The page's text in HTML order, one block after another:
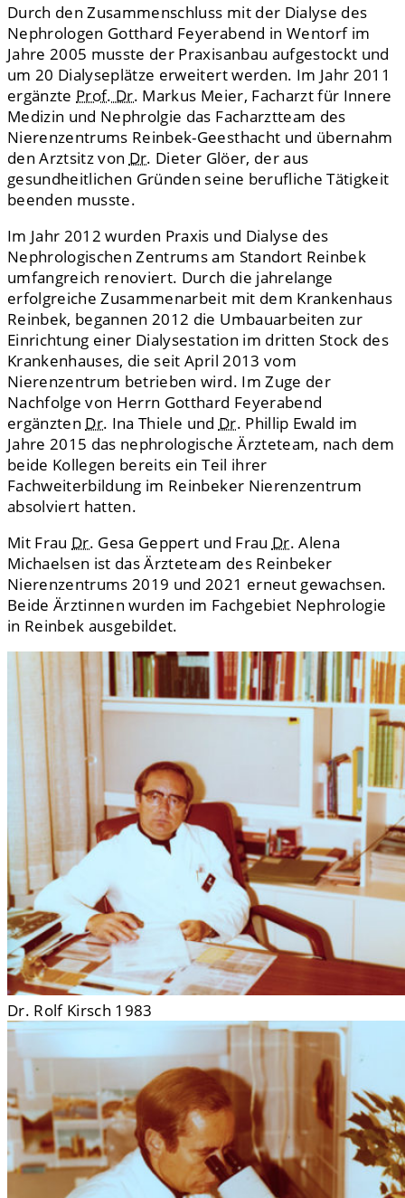
Durch den Zusammenschluss mit der Dialyse des
Nephrologen Gotthard Feyerabend in Wentorf im
Jahre 2005 musste der Praxisanbau aufgestockt und
um 20 Dialyseplätze erweitert werden. Im Jahr 2011
ergänzte Prof. Dr. Markus Meier, Facharzt für Innere
Medizin und Nephrolgie das Facharztteam des
Nierenzentrums Reinbek-Geesthacht und übernahm
den Arztsitz von Dr. Dieter Glöer, der aus
gesundheitlichen Gründen seine berufliche Tätigkeit
beenden musste.
Im Jahr 2012 wurden Praxis und Dialyse des
Nephrologischen Zentrums am Standort Reinbek
umfangreich renoviert. Durch die jahrelange
erfolgreiche Zusammenarbeit mit dem Krankenhaus
Reinbek, begannen 2012 die Umbauarbeiten zur
Einrichtung einer Dialysestation im dritten Stock des
Krankenhauses, die seit April 2013 vom
Nierenzentrum betrieben wird. Im Zuge der
Nachfolge von Herrn Gotthard Feyerabend
ergänzten Dr. Ina Thiele und Dr. Phillip Ewald im
Jahre 2015 das nephrologische Ärzteteam, nach dem
beide Kollegen bereits ein Teil ihrer
Fachweiterbildung im Reinbeker Nierenzentrum
absolviert hatten.
Mit Frau Dr. Gesa Geppert und Frau Dr. Alena
Michaelsen ist das Ärzteteam des Reinbeker
Nierenzentrums 2019 und 2021 erneut gewachsen.
Beide Ärztinnen wurden im Fachgebiet Nephrologie
in Reinbek ausgebildet.
Dr. Rolf Kirsch 1983